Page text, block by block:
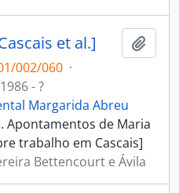
et al.]
002/060 ·
1986 - ?
Margarida Abreu
Apontamentos de Maria
trabalho em Cascais]
Bettencourt e Ávila